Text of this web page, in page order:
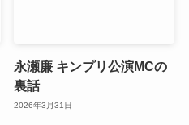
永瀬廉 キンプリ公演MCの
裏話
2026年3月31日